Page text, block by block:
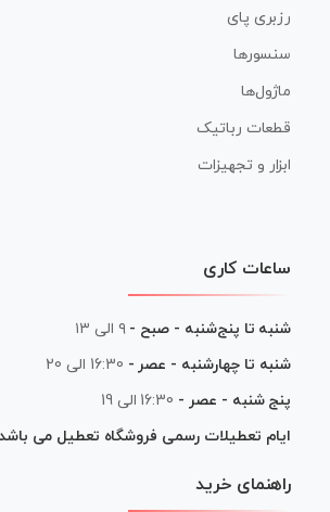
رزبری پای
سنسورها
ماژول‌ها
قطعات رباتیک
ابزار و تجهیزات
ساعات کاری
شنبه تا پنج‌شنبه - صبح - ۹ الی ۱۳
شنبه تا چهارشنبه - عصر - 16:30 الی 20
پنج شنبه - عصر - 16:30 الی 19
ایام تعطیلات رسمی فروشگاه تعطیل می باشد
راهنمای خرید